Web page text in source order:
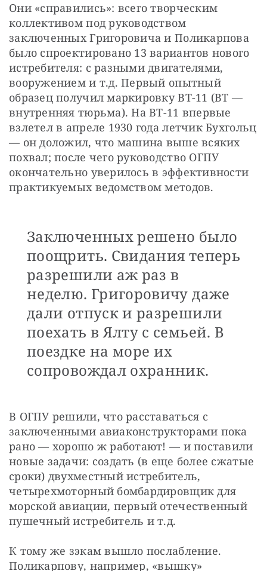
Они «справились»: всего творческим
коллективом под руководством
заключенных Григоровича и Поликарпова
было спроектировано 13 вариантов нового
истребителя: с разными двигателями,
вооружением и т.д. Первый опытный
образец получил маркировку ВТ-11 (ВТ —
внутренняя тюрьма). На ВТ-11 впервые
взлетел в апреле 1930 года летчик Бухгольц
— он доложил, что машина выше всяких
похвал; после чего руководство ОГПУ
окончательно уверилось в эффективности
практикуемых ведомством методов.
Заключенных решено было
поощрить. Свидания теперь
разрешили аж раз в
неделю. Григоровичу даже
дали отпуск и разрешили
поехать в Ялту с семьей. В
поездке на море их
сопровождал охранник.
В ОГПУ решили, что расставаться с
заключенными авиаконструкторами пока
рано — хорошо ж работают! — и поставили
новые задачи: создать (в еще более сжатые
сроки) двухместный истребитель,
четырехмоторный бомбардировщик для
морской авиации, первый отечественный
пушечный истребитель и т.д.
К тому же зэкам вышло послабление.
Поликарпову, например, «вышку»